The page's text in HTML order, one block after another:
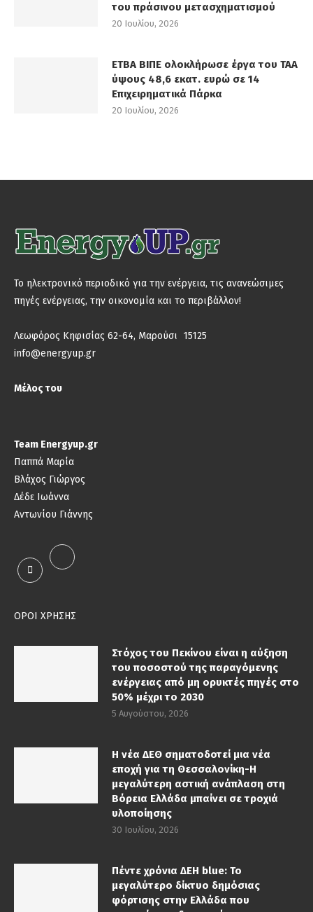
του πράσινου μετασχηματισμού
20 Ιουλίου, 2026
ΕΤΒΑ ΒΙΠΕ ολοκλήρωσε έργα του ΤΑΑ
ύψους 48,6 εκατ. ευρώ σε 14
Επιχειρηματικά Πάρκα
20 Ιουλίου, 2026
Το ηλεκτρονικό περιοδικό για την ενέργεια, τις ανανεώσιμες
πηγές ενέργειας, την οικονομία και το περιβάλλον!
Λεωφόρος Κηφισίας 62-64, Μαρούσι 15125
info@energyup.gr
Μέλος του
Team Energyup.gr
Παππά Μαρία
Βλάχος Γιώργος
Δέδε Ιωάννα
Αντωνίου Γιάννης
ΟΡΟΙ ΧΡΗΣΗΣ
Στόχος του Πεκίνου είναι η αύξηση
του ποσοστού της παραγόμενης
ενέργειας από μη ορυκτές πηγές στο
50% μέχρι το 2030
5 Αυγούστου, 2026
Η νέα ΔΕΘ σηματοδοτεί μια νέα
εποχή για τη Θεσσαλονίκη-Η
μεγαλύτερη αστική ανάπλαση στη
Βόρεια Ελλάδα μπαίνει σε τροχιά
υλοποίησης
30 Ιουλίου, 2026
Πέντε χρόνια ΔΕΗ blue: Το
μεγαλύτερο δίκτυο δημόσιας
φόρτισης στην Ελλάδα που